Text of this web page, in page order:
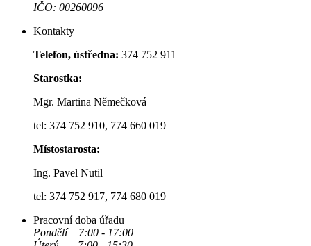
IČO: 00260096
Kontakty
Telefon, ústředna: 374 752 911
Starostka:
Mgr. Martina Němečková
tel: 374 752 910, 774 660 019
Místostarosta:
Ing. Pavel Nutil
tel: 374 752 917, 774 680 019
Pracovní doba úřadu
Pondělí 7:00 - 17:00